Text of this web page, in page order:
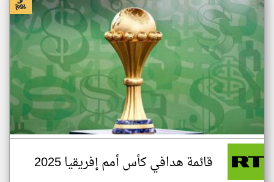
قائمة هدافي كأس أمم إفريقيا 2025